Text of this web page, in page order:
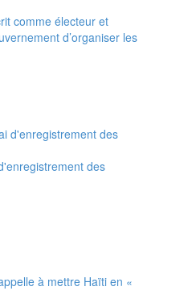
comme électeur et
d’organiser les
des